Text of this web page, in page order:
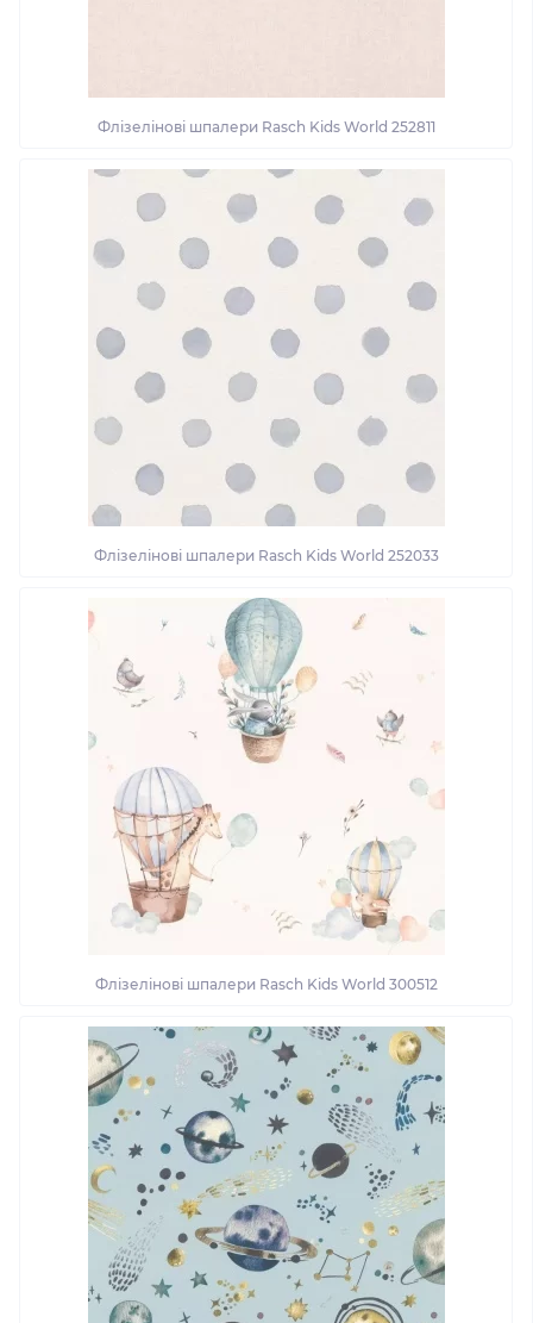
Флізелінові шпалери Rasch Kids World 252811
Флізелінові шпалери Rasch Kids World 252033
Флізелінові шпалери Rasch Kids World 300512